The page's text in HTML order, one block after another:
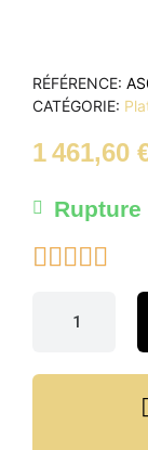
RÉFÉRENCE
CATÉGORIE
1 461,60
